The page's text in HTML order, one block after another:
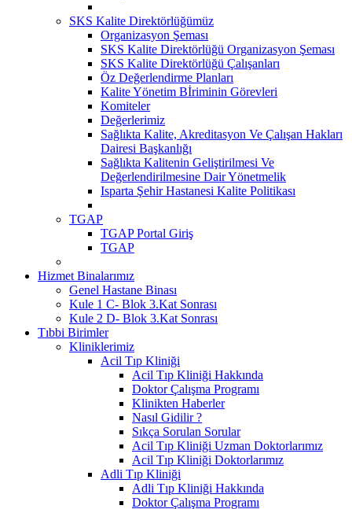
SKS Kalite Direktörlüğümüz
Organizasyon Şeması
SKS Kalite Direktörlüğü Organizasyon Şeması
SKS Kalite Direktörlüğü Çalışanları
Öz Değerlendirme Planları
Kalite Yönetim Bİriminin Görevleri
Komiteler
Değerlerimiz
Sağlıkta Kalite, Akreditasyon Ve Çalışan Hakları
Dairesi Başkanlığı
Sağlıkta Kalitenin Geliştirilmesi Ve
Değerlendirilmesine Dair Yönetmelik
Isparta Şehir Hastanesi Kalite Politikası
TGAP
TGAP Portal Giriş
TGAP
Hizmet Binalarımız
Genel Hastane Binası
Kule 1 C- Blok 3.Kat Sonrası
Kule 2 D- Blok 3.Kat Sonrası
Tıbbi Birimler
Kliniklerimiz
Acil Tıp Kliniği
Acil Tıp Kliniği Hakkında
Doktor Çalışma Programı
Klinikten Haberler
Nasıl Gidilir ?
Sıkça Sorulan Sorular
Acil Tıp Kliniği Uzman Doktorlarımız
Acil Tıp Kliniği Doktorlarımız
Adli Tıp Kliniği
Adli Tıp Kliniği Hakkında
Doktor Çalışma Programı